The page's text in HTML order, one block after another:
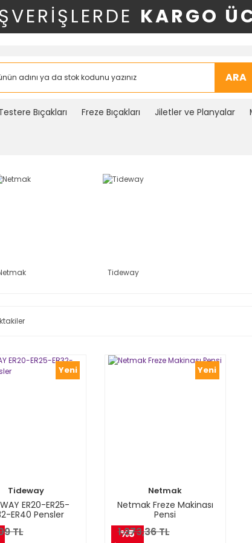
KARGO
ARA
Bıçakları Freze Bıçakları Jiletler ve Planyalar
Tideway
Yeni
Tideway
ER20-ER25-
ER40 Pensler
TL
Yeni
%5
Netmak
Netmak Freze Makinası
Pensi
1.373,36 TL